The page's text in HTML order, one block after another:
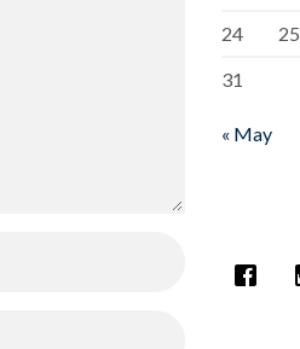
24
25
31
« May